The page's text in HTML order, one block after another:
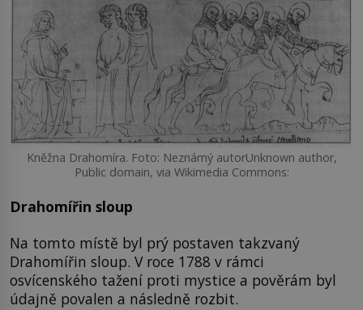
Kněžna Drahomíra. Foto: Neznámý autorUnknown author,
Public domain, via Wikimedia Commons:
Drahomířin sloup
Na tomto místě byl prý postaven takzvaný
Drahomířin sloup. V roce 1788 v rámci
osvícenského tažení proti mystice a pověrám byl
údajně povalen a následně rozbit.